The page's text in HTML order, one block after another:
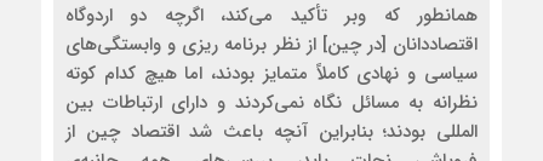
همانطور که وبر تأکید می‌کند، اگرچه دو اردوگاه
اقتصاددانان [در چین] از نظر برنامه ریزی و وابستگی‌های
سیاسی و نهادی کاملاً متمایز بودند، اما هیچ کدام کوته
نظرانه به مسائل نگاه نمی‌کردند و دارای ارتباطات بین
المللی بودند؛ بنابراین آنچه باعث شد اقتصاد چین از